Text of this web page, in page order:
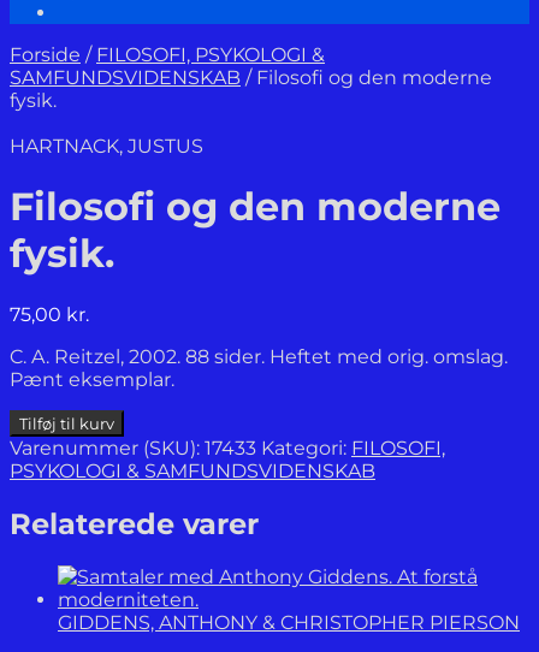
Forside / FILOSOFI, PSYKOLOGI &
SAMFUNDSVIDENSKAB / Filosofi og den moderne
fysik.
HARTNACK, JUSTUS
Filosofi og den moderne
fysik.
75,00 kr.
C. A. Reitzel, 2002. 88 sider. Heftet med orig. omslag.
Pænt eksemplar.
Filosofi
og
den
fysik.
antal
Tilføj til kurv
Varenummer (SKU): 17433 Kategori: FILOSOFI,
PSYKOLOGI & SAMFUNDSVIDENSKAB
Relaterede varer
GIDDENS, ANTHONY & CHRISTOPHER PIERSON